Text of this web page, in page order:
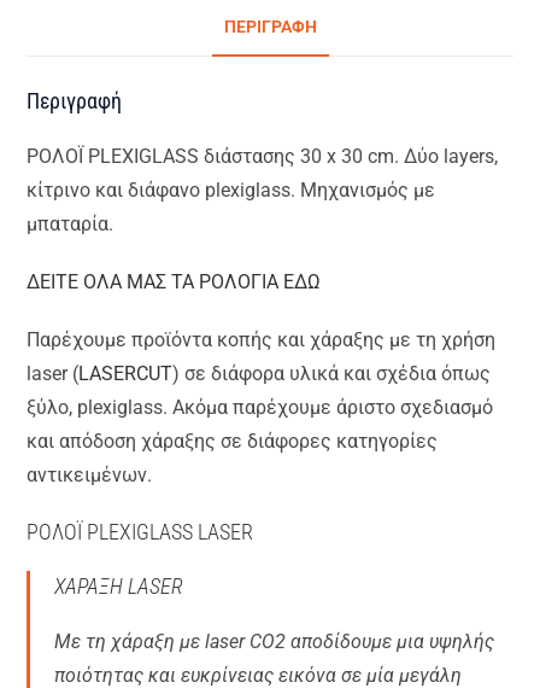
ΠΕΡΙΓΡΑΦΉ
Περιγραφή
ΡΟΛΟΪ PLEXIGLASS διάστασης 30 x 30 cm. Δύο layers,
κίτρινο και διάφανο plexiglass. Μηχανισμός με
μπαταρία.
ΔΕΙΤΕ ΟΛΑ ΜΑΣ ΤΑ ΡΟΛΟΓΙΑ ΕΔΩ
Παρέχουμε προϊόντα κοπής και χάραξης με τη χρήση
laser (LASERCUT) σε διάφορα υλικά και σχέδια όπως
ξύλο, plexiglass. Ακόμα παρέχουμε άριστο σχεδιασμό
και απόδοση χάραξης σε διάφορες κατηγορίες
αντικειμένων.
ΡΟΛΟΪ PLEXIGLASS LASER
ΧΑΡΑΞΗ LASER
Με τη χάραξη με laser CO2 αποδίδουμε μια υψηλής
ποιότητας και ευκρίνειας εικόνα σε μία μεγάλη